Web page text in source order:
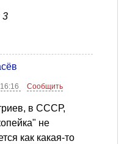
3
Сообщить
в СССР,
не
как какая-то